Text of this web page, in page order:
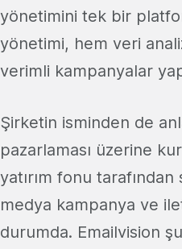
yönetimini tek bir
yönetimi, hem veri
verimli kampanyalar
Şirketin isminden de
pazarlaması üzerine
yatırım fonu
medya kampanya ve
durumda. Emailvision